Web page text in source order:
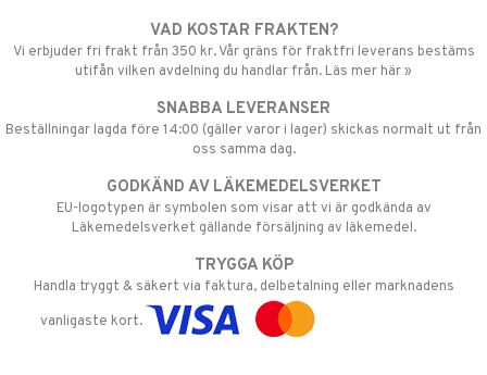
VAD KOSTAR FRAKTEN?
Vi erbjuder fri frakt från 350 kr. Vår gräns för fraktfri leverans bestäms
utifån vilken avdelning du handlar från. Läs mer här »
SNABBA LEVERANSER
Beställningar lagda före 14:00 (gäller varor i lager) skickas normalt ut från
oss samma dag.
GODKÄND AV LÄKEMEDELSVERKET
EU-logotypen är symbolen som visar att vi är godkända av
Läkemedelsverket gällande försäljning av läkemedel.
TRYGGA KÖP
Handla tryggt & säkert via faktura, delbetalning eller marknadens
vanligaste kort.